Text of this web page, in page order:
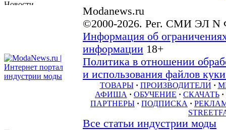
Modanews.ru
©2000-2026. Рег. СМИ ЭЛ N
Информация об
информации 18+
Политика в отношении
и использования файлов
ТОВАРЫ · ПРОИЗВОДИТЕЛИ ·
АФИША · ОБУЧЕНИЕ · СКАЧАТЬ ·
ПАРТНЕРЫ · ПОДПИСКА ·
Все статьи индустрии моды